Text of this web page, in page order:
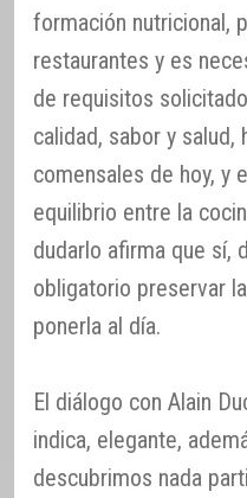
formación nutricional,
restaurantes y es
de requisitos
calidad, sabor y salud,
comensales de hoy, y
equilibrio entre la
dudarlo afirma que sí,
obligatorio preservar
ponerla al día.
El diálogo con Alain
indica, elegante,
descubrimos nada